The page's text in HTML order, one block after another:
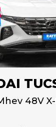
48V